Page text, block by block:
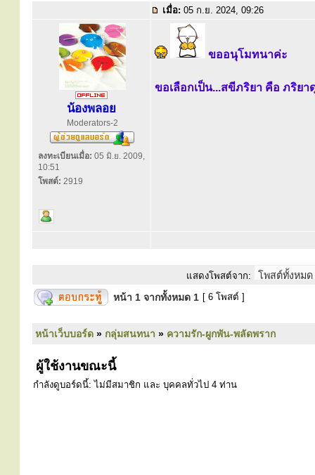
เมื่อ: 05 ก.ย. 2024, 09:26
น้องพลอย
Moderators-2
ลงทะเบียนเมื่อ: 05 มิ.ย. 2009,
10:51
โพสต์: 2919
ขออนุโมทนาค่ะ
ขอเลือกเป็น...สขีภริยา คือ ภริยา
แสดงโพสต์จาก:
หน้า 1 จากทั้งหมด 1 [ 6 โพสต์ ]
หน้าเว็บบอร์ด » กลุ่มสนทนา » ความรัก-ผูกพัน-พลัดพราก
ผู้ใช้งานขณะนี้
กำลังดูบอร์ดนี้: ไม่มีสมาชิก และ บุคคลทั่วไป 4 ท่าน